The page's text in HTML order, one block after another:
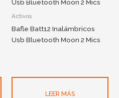
Activos
Bafle Batt12 Inalámbricos
Usb Bluetooth Moon 2 Mics
LEER MÁS